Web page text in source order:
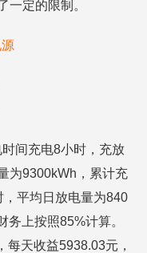
一定的限制。
间充电8小时，充放
为9300kWh，累计充
平均日放电量为840
上按照85%计算。
天收益5938.03元，